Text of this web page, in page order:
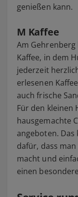
genießen kann.
M Kaffee
Am
Kaffee, in dem
jederzeit
erlesenen
auch frische
Für den kleinen
hausgemachte
angeboten.
dafür, dass
macht und
einen